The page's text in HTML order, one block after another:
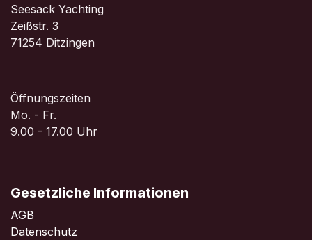
Seesack Yachting
Zeißstr. 3
71254 Ditzingen
Öffnungszeiten
Mo. - Fr.
9.00 - 17.00 Uhr
Gesetzliche Informationen
AGB
Datenschutz